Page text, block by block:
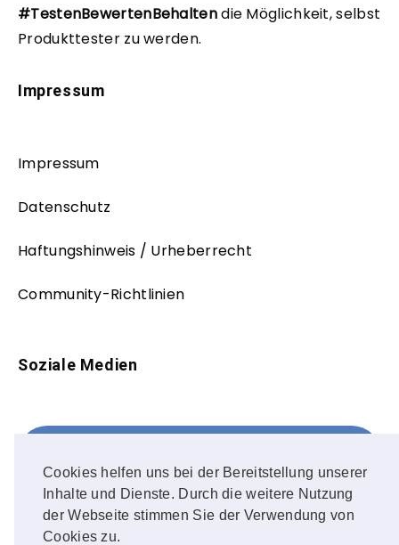
Cookies helfen uns bei der Bereitstellung unserer
Inhalte und Dienste. Durch die weitere Nutzung
der Webseite stimmen Sie der Verwendung von
Cookies zu.
#TestenBewertenBehaltendie Möglichkeit, selbst
Produkttester zu werden.
Impressum
Impressum
Datenschutz
Haftungshinweis / Urheberrecht
Community-Richtlinien
Soziale Medien
FOLLOW ME!
Instagram
OUR PHOTOS!